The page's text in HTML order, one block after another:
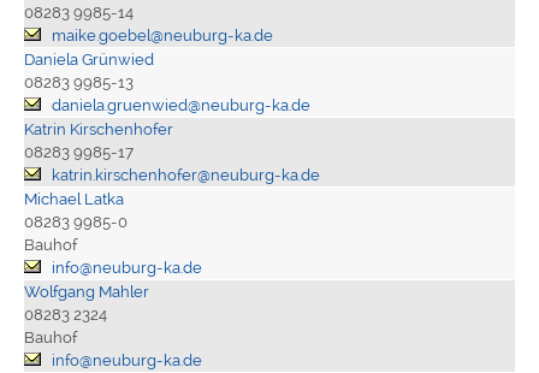
08283 9985-14
maike.goebel@neuburg-ka.de
Daniela Grünwied
08283 9985-13
daniela.gruenwied@neuburg-ka.de
Katrin Kirschenhofer
08283 9985-17
katrin.kirschenhofer@neuburg-ka.de
Michael Latka
08283 9985-0
Bauhof
info@neuburg-ka.de
Wolfgang Mahler
08283 2324
Bauhof
info@neuburg-ka.de